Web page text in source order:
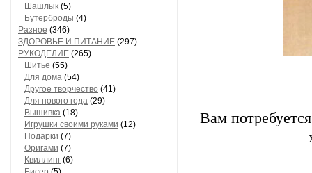
Шашлык (5)
Бутерброды (4)
Разное (346)
ЗДОРОВЬЕ И ПИТАНИЕ (297)
РУКОДЕЛИЕ (265)
Шитье (55)
Для дома (54)
Другое творчество (41)
Для нового года (29)
Вышивка (18)
Игрушки своими руками (12)
Подарки (7)
Оригами (7)
Квиллинг (6)
Вам